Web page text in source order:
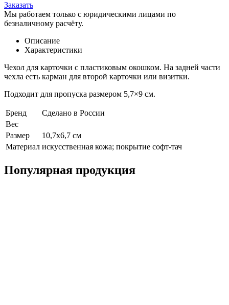
Заказать
Мы работаем только с юридическими лицами по
безналичному расчёту.
Описание
Характеристики
Чехол для карточки с пластиковым окошком. На задней части
чехла есть карман для второй карточки или визитки.
Подходит для пропуска размером 5,7×9 см.
Бренд
Сделано в России
Вес
Размер
10,7х6,7 см
Материал искусственная кожа; покрытие софт-тач
Популярная продукция